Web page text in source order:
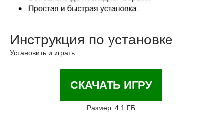
Инструкция по установке
Установить и играть.
СКАЧАТЬ ИГРУ
Размер: 4.1 ГБ